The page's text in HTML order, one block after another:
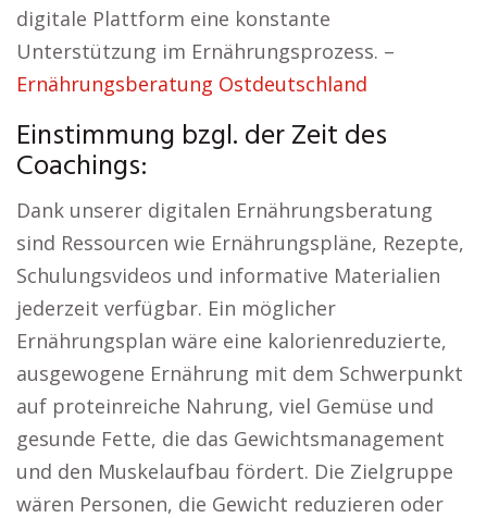
digitale Plattform eine konstante
Unterstützung im Ernährungsprozess. –
Ernährungsberatung Ostdeutschland
Einstimmung bzgl. der Zeit des
Coachings:
Dank unserer digitalen Ernährungsberatung
sind Ressourcen wie Ernährungspläne, Rezepte,
Schulungsvideos und informative Materialien
jederzeit verfügbar. Ein möglicher
Ernährungsplan wäre eine kalorienreduzierte,
ausgewogene Ernährung mit dem Schwerpunkt
auf proteinreiche Nahrung, viel Gemüse und
gesunde Fette, die das Gewichtsmanagement
und den Muskelaufbau fördert. Die Zielgruppe
wären Personen, die Gewicht reduzieren oder